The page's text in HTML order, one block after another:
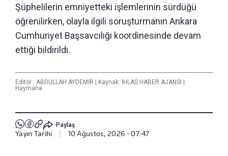
Şüphelilerin emniyetteki işlemlerinin sürdüğü
öğrenilirken, olayla ilgili soruşturmanın Ankara
Cumhuriyet Başsavcılığı koordinesinde devam
ettiği bildirildi.
Editör : ABDULLAH AYDEMİR Kaynak: İHLAS HABER AJANSI
Haymana
Paylaş
Yayın Tarihi 10 Ağustos, 2026 - 07:47